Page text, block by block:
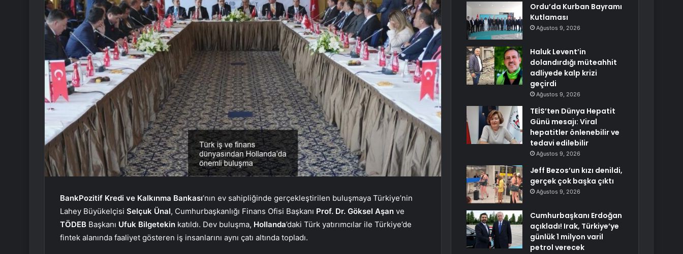
BankPozitif Kredi ve Kalkınma Bankası’nın ev sahipliğinde gerçekleştirilen buluşmaya Türkiye’nin
Lahey Büyükelçisi Selçuk Ünal, Cumhurbaşkanlığı Finans Ofisi Başkanı Prof. Dr. Göksel Aşan ve
TÖDEB Başkanı Ufuk Bilgetekin katıldı. Dev buluşma, Hollanda’daki Türk yatırımcılar ile Türkiye’de
fintek alanında faaliyet gösteren iş insanlarını aynı çatı altında topladı.
Ordu’da Kurban Bayramı
Kutlaması
Ağustos 9, 2026
Haluk Levent’in
dolandırdığı müteahhit
adliyede kalp krizi
geçirdi
Ağustos 9, 2026
TEİS’ten Dünya Hepatit
Günü mesajı: Viral
hepatitler önlenebilir ve
tedavi edilebilir
Ağustos 9, 2026
Jeff Bezos’un kızı denildi,
gerçek çok başka çıktı
Ağustos 9, 2026
Cumhurbaşkanı Erdoğan
açıkladı! Irak, Türkiye’ye
günlük 1 milyon varil
petrol verecek